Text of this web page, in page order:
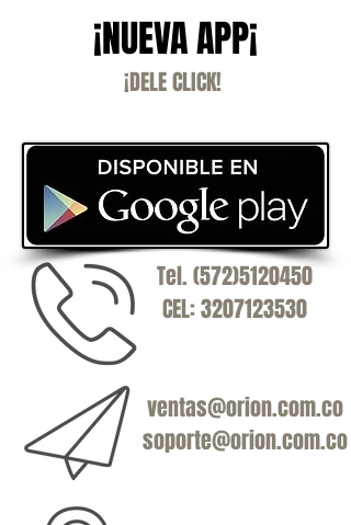
¡NUEVA APP¡
¡DELE CLICK!
Tel. (572)5120450
CEL: 3207123530
ventas@orion.com.co
soporte@orion.com.co